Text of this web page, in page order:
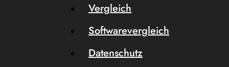
Vergleich
Softwarevergleich
Datenschutz